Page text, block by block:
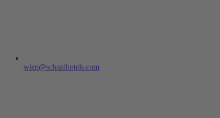
wien@schanihotels.com